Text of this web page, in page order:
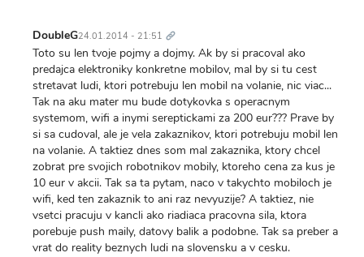
DoubleG24.01.2014 - 21:51 odkaz
Toto su len tvoje pojmy a dojmy. Ak by si pracoval ako
predajca elektroniky konkretne mobilov, mal by si tu cest
stretavat ludi, ktori potrebuju len mobil na volanie, nic viac...
Tak na aku mater mu bude dotykovka s operacnym
systemom, wifi a inymi sereptickami za 200 eur??? Prave by
si sa cudoval, ale je vela zakaznikov, ktori potrebuju mobil len
na volanie. A taktiez dnes som mal zakaznika, ktory chcel
zobrat pre svojich robotnikov mobily, ktoreho cena za kus je
10 eur v akcii. Tak sa ta pytam, naco v takychto mobiloch je
wifi, ked ten zakaznik to ani raz nevyuzije? A taktiez, nie
vsetci pracuju v kancli ako riadiaca pracovna sila, ktora
porebuje push maily, datovy balik a podobne. Tak sa preber a
vrat do reality beznych ludi na slovensku a v cesku.